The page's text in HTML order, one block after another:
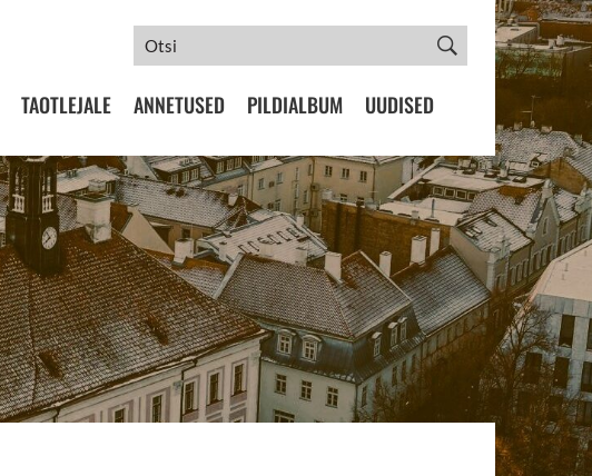
TAOTLEJALE ANNETUSED PILDIALBUM UUDISED